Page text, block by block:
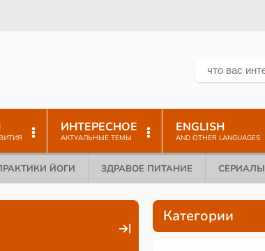
ИНТЕРЕСНОЕ
АКТУАЛЬНЫЕ ТЕМЫ
ENGLISH
AND OTHER LANGUAGES
ЙОГИ ЗДРАВОЕ ПИТАНИЕ СЕРИАЛЫ
Категории